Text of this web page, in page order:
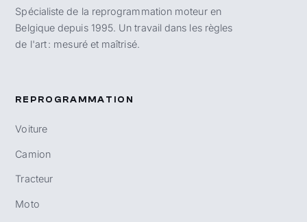
Spécialiste de la reprogrammation moteur en
Belgique depuis 1995. Un travail dans les règles
de l'art : mesuré et maîtrisé.
REPROGRAMMATION
Voiture
Camion
Tracteur
Moto